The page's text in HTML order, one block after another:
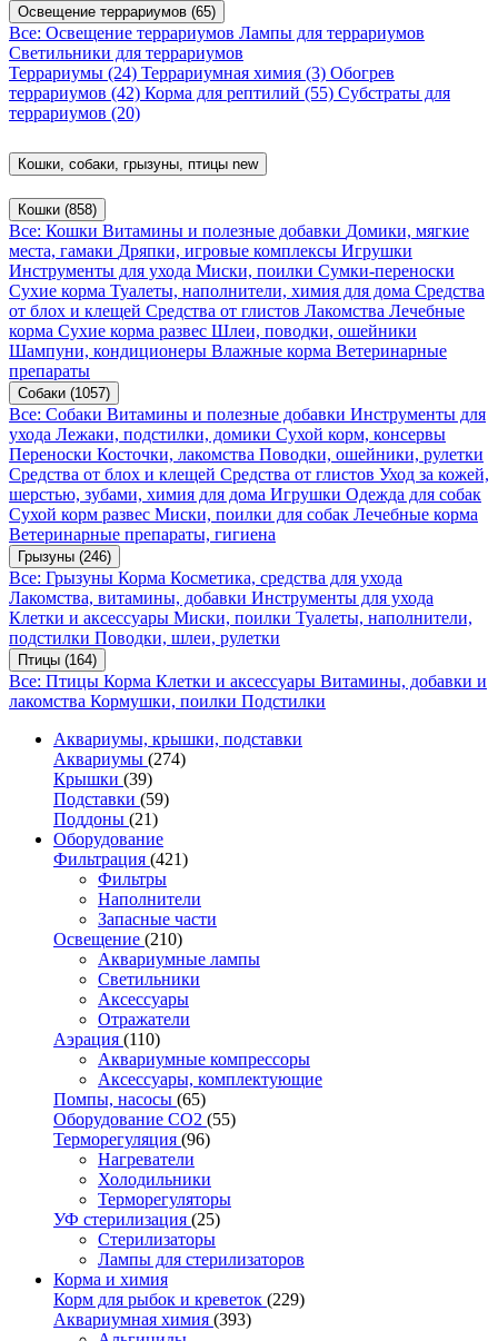
Освещение террариумов (65)
Все: Освещение террариумов Лампы для террариумов
Светильники для террариумов
Террариумы (24) Террариумная химия (3) Обогрев
террариумов (42) Корма для рептилий (55) Субстраты для
террариумов (20)
Кошки, собаки, грызуны, птицы new
Кошки (858)
Все: Кошки Витамины и полезные добавки Домики, мягкие
места, гамаки Дряпки, игровые комплексы Игрушки
Инструменты для ухода Миски, поилки Сумки-переноски
Сухие корма Туалеты, наполнители, химия для дома Средства
от блох и клещей Средства от глистов Лакомства Лечебные
корма Сухие корма развес Шлеи, поводки, ошейники
Шампуни, кондиционеры Влажные корма Ветеринарные
препараты
Собаки (1057)
Все: Собаки Витамины и полезные добавки Инструменты для
ухода Лежаки, подстилки, домики Сухой корм, консервы
Переноски Косточки, лакомства Поводки, ошейники, рулетки
Средства от блох и клещей Средства от глистов Уход за кожей,
шерстью, зубами, химия для дома Игрушки Одежда для собак
Сухой корм развес Миски, поилки для собак Лечебные корма
Ветеринарные препараты, гигиена
Грызуны (246)
Все: Грызуны Корма Косметика, средства для ухода
Лакомства, витамины, добавки Инструменты для ухода
Клетки и аксессуары Миски, поилки Туалеты, наполнители,
подстилки Поводки, шлеи, рулетки
Птицы (164)
Все: Птицы Корма Клетки и аксессуары Витамины, добавки и
лакомства Кормушки, поилки Подстилки
Аквариумы, крышки, подставки
Аквариумы (274)
Крышки (39)
Подставки (59)
Поддоны (21)
Оборудование
Фильтрация (421)
Фильтры
Наполнители
Запасные части
Освещение (210)
Аквариумные лампы
Светильники
Аксессуары
Отражатели
Аэрация (110)
Аквариумные компрессоры
Аксессуары, комплектующие
Помпы, насосы (65)
Оборудование CO2 (55)
Терморегуляция (96)
Нагреватели
Холодильники
Терморегуляторы
УФ стерилизация (25)
Стерилизаторы
Лампы для стерилизаторов
Корма и химия
Корм для рыбок и креветок (229)
Аквариумная химия (393)